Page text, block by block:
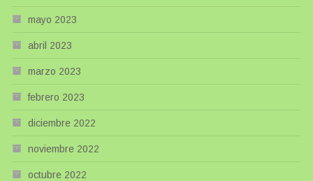
mayo 2023
abril 2023
marzo 2023
febrero 2023
diciembre 2022
noviembre 2022
octubre 2022